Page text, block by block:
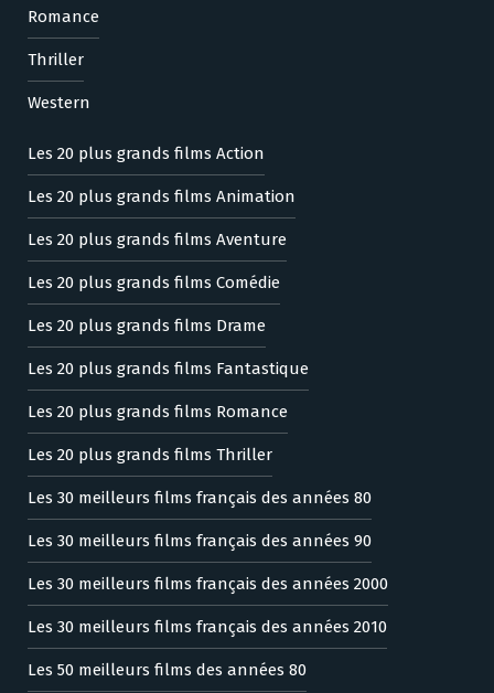
Romance
Thriller
Western
Les 20 plus grands films Action
Les 20 plus grands films Animation
Les 20 plus grands films Aventure
Les 20 plus grands films Comédie
Les 20 plus grands films Drame
Les 20 plus grands films Fantastique
Les 20 plus grands films Romance
Les 20 plus grands films Thriller
Les 30 meilleurs films français des années 80
Les 30 meilleurs films français des années 90
Les 30 meilleurs films français des années 2000
Les 30 meilleurs films français des années 2010
Les 50 meilleurs films des années 80